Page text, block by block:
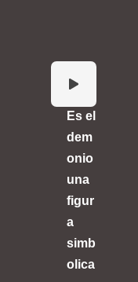
Es el
dem
onio
una
figur
a
simb
olica